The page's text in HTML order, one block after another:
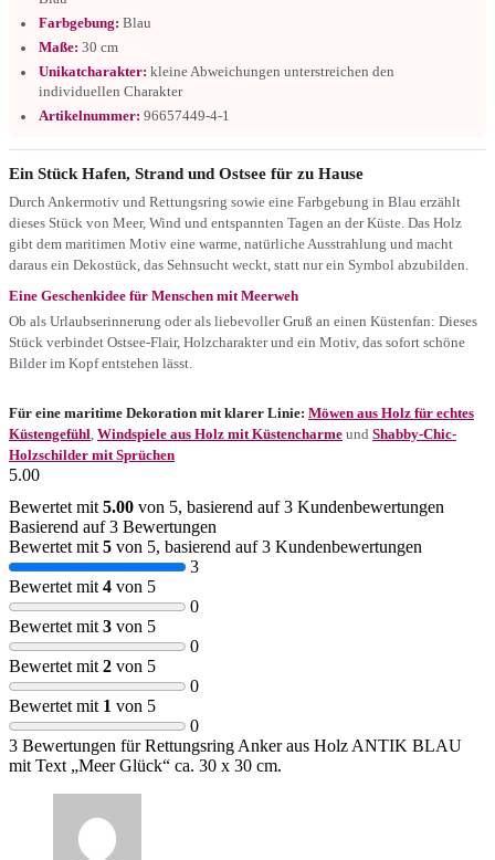
Farbgebung: Blau
Maße: 30 cm
Unikatcharakter: kleine Abweichungen unterstreichen den
individuellen Charakter
Artikelnummer: 96657449-4-1
Ein Stück Hafen, Strand und Ostsee für zu Hause
Durch Ankermotiv und Rettungsring sowie eine Farbgebung in Blau erzählt
dieses Stück von Meer, Wind und entspannten Tagen an der Küste. Das Holz
gibt dem maritimen Motiv eine warme, natürliche Ausstrahlung und macht
daraus ein Dekostück, das Sehnsucht weckt, statt nur ein Symbol abzubilden.
Eine Geschenkidee für Menschen mit Meerweh
Ob als Urlaubserinnerung oder als liebevoller Gruß an einen Küstenfan: Dieses
Stück verbindet Ostsee-Flair, Holzcharakter und ein Motiv, das sofort schöne
Bilder im Kopf entstehen lässt.
Für eine maritime Dekoration mit klarer Linie: Möwen aus Holz für echtes
Küstengefühl Windspiele aus Holz mit Küstencharme und Shabby-Chic-
Holzschilder mit Sprüchen
5.00
Bewertet mit 5.00 von 5, basierend auf3 Kundenbewertungen
Basierend auf 3 Bewertungen
Bewertet mit 5 von 5, basierend auf3 Kundenbewertungen
3
Bewertet mit 4 von 5
0
Bewertet mit 3 von 5
0
Bewertet mit 2 von 5
0
Bewertet mit 1 von 5
0
3 Bewertungen fürRettungsring Anker aus Holz ANTIK BLAU
mit Text „Meer Glück“ ca. 30 x 30 cm.